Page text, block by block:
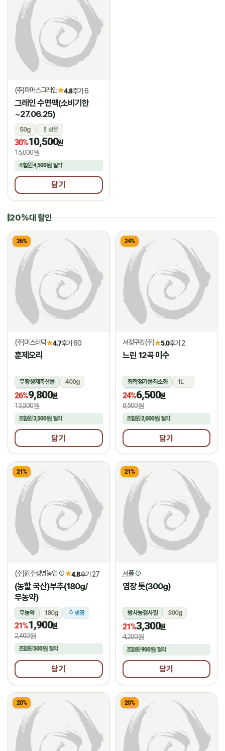
(주)파머스그레인★4.8후기 6
그레인 수면팩(소비기한
~27.06.25)
50g 상온
30%10,500원
15,000원
조합원4,500원 절약
담기
20%대 할인
26%
(주)미스터덕★4.7후기 60
훈제오리
무항생제축산물
400g
냉동
26%9,800원
13,300원
조합원3,500원 절약
담기
24%
서정쿠킹(주)★5.0후기 2
느린 12곡 미수
화학첨가물최소화
1L
냉장
24%6,500원
8,500원
조합원2,000원절약
담기
21%
(주)원주생명농업 ★4.8후기 27
(농할 국산)부추(180g/
무농약)
무농약 180g 냉장
21%1,900원
2,400원
조합원500원 절약
담기
21%
서풍
염장 톳(300g)
방사능검사필
300g
냉장
21%3,300원
4,200원
조합원900원절약
담기
20% 20%